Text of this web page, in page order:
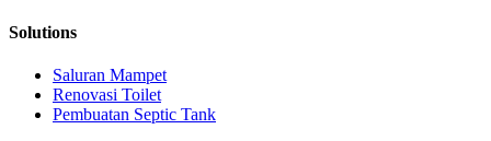
Solutions
Saluran Mampet
Renovasi Toilet
Pembuatan Septic Tank